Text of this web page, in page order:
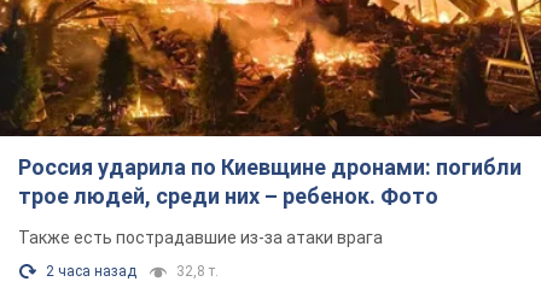
Россия ударила по Киевщине дронами: погибли
трое людей, среди них – ребенок. Фото
Также есть пострадавшие из-за атаки врага
2 часа назад 32,8 т.